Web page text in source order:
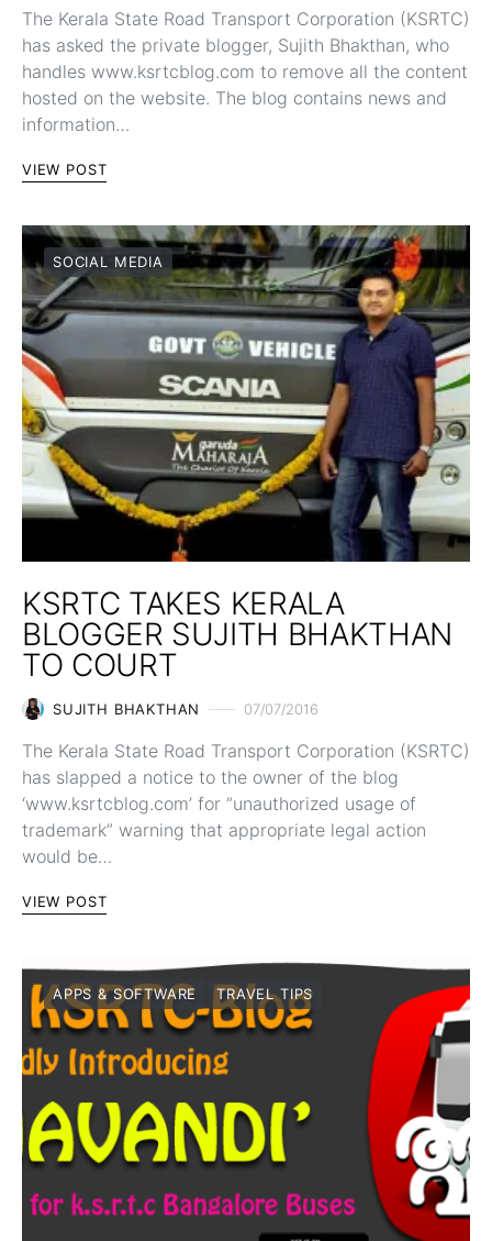
The Kerala State Road Transport Corporation (KSRTC)
has asked the private blogger, Sujith Bhakthan, who
handles www.ksrtcblog.com to remove all the content
hosted on the website. The blog contains news and
information…
VIEW POST
SOCIAL MEDIA
KSRTC TAKES KERALA
BLOGGER SUJITH BHAKTHAN
TO COURT
SUJITH BHAKTHAN 07/07/2016
The Kerala State Road Transport Corporation (KSRTC)
has slapped a notice to the owner of the blog
‘www.ksrtcblog.com’ for “unauthorized usage of
trademark” warning that appropriate legal action
would be…
VIEW POST
APPS & SOFTWARE TRAVEL TIPS